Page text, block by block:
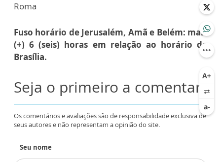
Roma
Fuso horário de Jerusalém, Amã e Belém: mais
(+) 6 (seis) horas em relação ao horário de
Brasília.
Seja o primeiro a comentar
Os comentários e avaliações são de responsabilidade exclusiva de
seus autores e não representam a opinião do site.
Seu nome